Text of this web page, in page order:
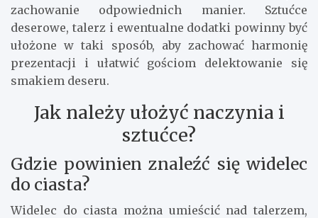
zachowanie odpowiednich manier. Sztućce
deserowe, talerz i ewentualne dodatki powinny być
ułożone w taki sposób, aby zachować harmonię
prezentacji i ułatwić gościom delektowanie się
smakiem deseru.
Jak należy ułożyć naczynia i
sztućce?
Gdzie powinien znaleźć się widelec
do ciasta?
Widelec do ciasta można umieścić nad talerzem,